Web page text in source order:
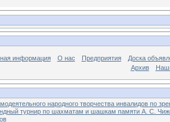
информация О нас Предприятия
Доска
Архив
народного творчества инвалидов по
турнир по шахматам и шашкам памяти А. С.